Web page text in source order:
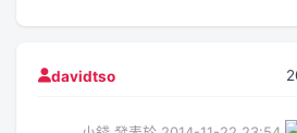
davidtso